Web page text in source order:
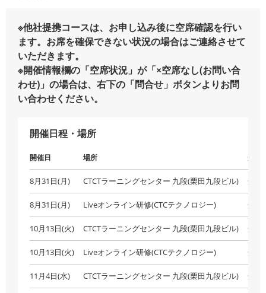
※他社提携コースは、お申し込み後に空席確認を行い
ます。お席を確保できない状況の場合はご連絡させて
いただきます。
※開催情報欄の「空席状況」が「×空席なし(お問い合
わせ)」の場合は、右下の「問合せ」ボタンよりお問
い合わせください。
開催日程・場所
開催日 場所 受付
8月31日(月) CTCTラーニングセンター 九段(栗田九段ビル) 受付
8月31日(月) Liveオンライン研修(CTCテクノロジー) 受付
10月13日(火) CTCTラーニングセンター 九段(栗田九段ビル) 受付
10月13日(火) Liveオンライン研修(CTCテクノロジー) 受付
11月4日(水) CTCTラーニングセンター 九段(栗田九段ビル) 受付